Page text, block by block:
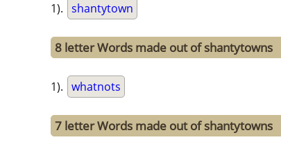
1). shantytown
8 letter Words made out of shantytowns
1). whatnots
7 letter Words made out of shantytowns